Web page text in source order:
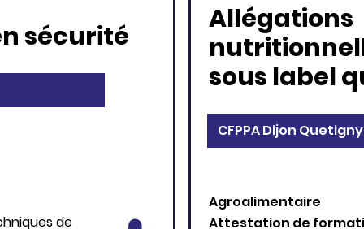
sécurité
de
Allégations
sous label
CFPPA Dijon Quetigny
Agroalimentaire
Attestation de